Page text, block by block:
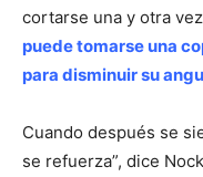
cortarse una y otra
puede tomarse una
para disminuir su
Cuando después se
se refuerza”, dice